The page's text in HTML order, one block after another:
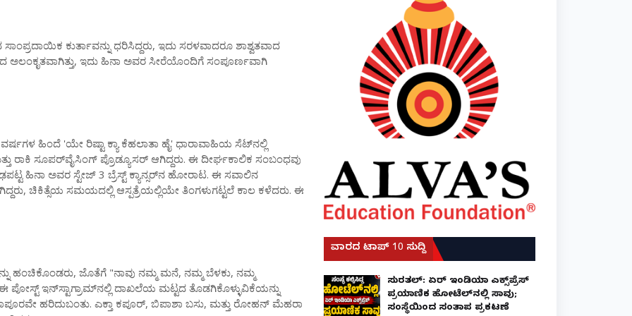
ಕುರ್ತಾವನ್ನು ಧರಿಸಿದ್ದರು, ಇದು ಸರಳವಾದರೂ ಶಾಶ್ವತವಾದ
ಅಲಂಕೃತವಾಗಿತ್ತು, ಇದು ಹಿನಾ ಅವರ ಸೀರೆಯೊಂದಿಗೆ ಸಂಪೂರ್ಣವಾಗಿ
ಹಿಂದೆ 'ಯೇ ರಿಷ್ಟಾ ಕ್ಯಾ ಕೆಹಲಾತಾ ಹೈ' ಧಾರಾವಾಹಿಯ ಸೆಟ್‌ನಲ್ಲಿ
ರಾಕಿ ಸೂಪರ್‌ವೈಸಿಂಗ್ ಪ್ರೊಡ್ಯೂಸರ್ ಆಗಿದ್ದರು. ಈ ದೀರ್ಘಕಾಲಿಕ ಸಂಬಂಧವು
ಹಿನಾ ಅವರ ಸ್ಟೇಜ್ 3 ಬ್ರೆಸ್ಟ್ ಕ್ಯಾನ್ಸರ್‌ನ ಹೋರಾಟ. ಈ ಸವಾಲಿನ
ಚಿಕಿತ್ಸೆಯ ಸಮಯದಲ್ಲಿ ಆಸ್ಪತ್ರೆಯಲ್ಲಿಯೇ ತಿಂಗಳುಗಟ್ಟಲೆ ಕಾಲ ಕಳೆದರು. ಈ
ಹಂಚಿಕೊಂಡರು, ಜೊತೆಗೆ "ನಾವು ನಮ್ಮ ಮನೆ, ನಮ್ಮ ಬೆಳಕು, ನಮ್ಮ
ಪೋಸ್ಟ್ ಇನ್‌ಸ್ಟಾಗ್ರಾಮ್‌ನಲ್ಲಿ ದಾಖಲೆಯ ಮಟ್ಟದ ತೊಡಗಿಕೊಳ್ಳುವಿಕೆಯನ್ನು
ಹರಿದುಬಂತು. ಎಕ್ತಾ ಕಪೂರ್, ಬಿಪಾಶಾ ಬಸು, ಮತ್ತು ರೋಹನ್ ಮೆಹರಾ
ವಾರದ ಟಾಪ್ 10 ಸುದ್ದಿ
ಸುರತ್ಕಲ್: ಏರ್ ಇಂಡಿಯಾ ಎಕ್ಸ್‌ಪ್ರೆಸ್
ಪ್ರಯಾಣಿಕ ಹೋಟೆಲ್‌ನಲ್ಲಿ ಸಾವು;
ಸಂಸ್ಥೆಯಿಂದ ಸಂತಾಪ ಪ್ರಕಟಣೆ